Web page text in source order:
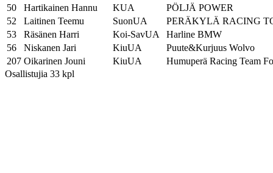
50
Hartikainen Hannu KUA
PÖLJÄ POWER
52
Laitinen Teemu SuonUA
PERÄKYLÄ RACING
53
Räsänen Harri Koi-SavUA
Harline BMW
56
Niskanen Jari KiuUA
Puute&Kurjuus Wolvo
207 Oikarinen Jouni KiuUA
Humuperä Racing Team
Osallistujia 33 kpl